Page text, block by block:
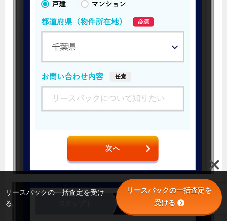
リースバックの一括査定を受け
る
リースバックの一括査定を
受ける